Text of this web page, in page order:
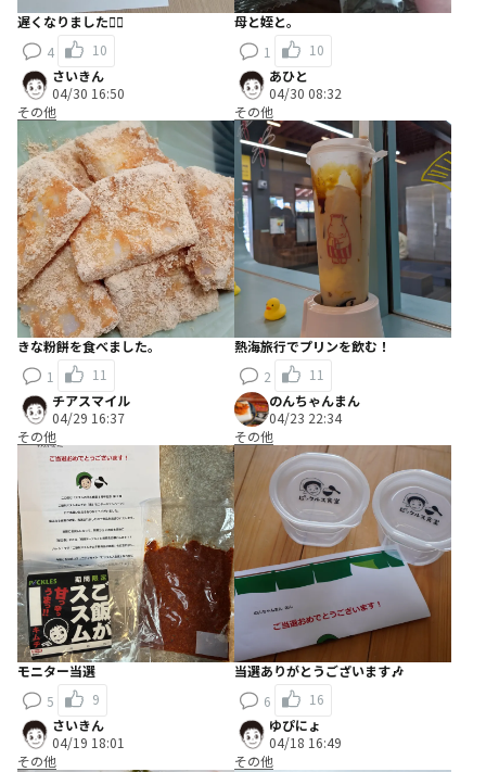
遅くなりました🙇‍♀️
4
10
母と姪と。
1
10
さいきん
04/30 16:50
その他
きな粉餅を食べました。
1
11
あひと
04/30 08:32
その他
熱海旅行でプリンを飲む！
2
11
チアスマイル
04/29 16:37
その他
モニター当選
5
9
のんちゃんまん
04/23 22:34
その他
当選ありがとうございます🎶
6
16
さいきん
04/19 18:01
その他
ゆぴにょ
04/18 16:49
その他